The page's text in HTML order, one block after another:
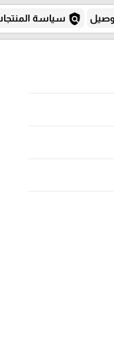
policy سياسة